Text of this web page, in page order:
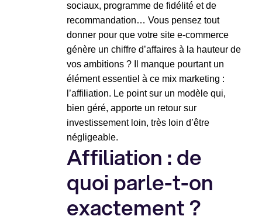
sociaux, programme de fidélité et de
recommandation… Vous pensez tout
donner pour que votre site e-commerce
génère un chiffre d’affaires à la hauteur de
vos ambitions ? Il manque pourtant un
élément essentiel à ce mix marketing :
l’affiliation. Le point sur un modèle qui,
bien géré, apporte un retour sur
investissement loin, très loin d’être
négligeable.
Affiliation : de
quoi parle-t-on
exactement ?